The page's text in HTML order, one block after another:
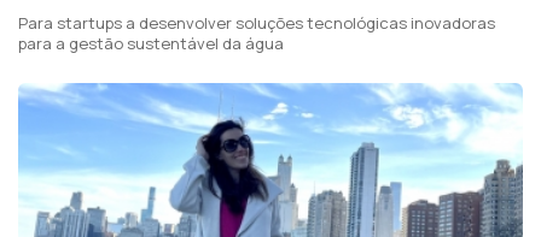
Para startups a desenvolver soluções tecnológicas inovadoras
para a gestão sustentável da água